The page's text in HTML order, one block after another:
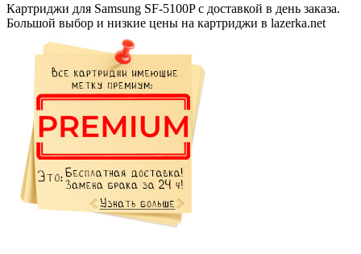
Картриджи для Samsung SF-5100P с доставкой в день заказа.
Большой выбор и низкие цены на картриджи в lazerka.net